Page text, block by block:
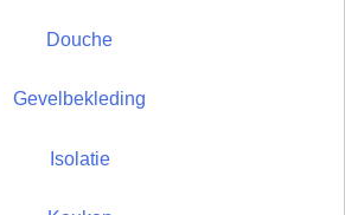
Douche
Gevelbekleding
Isolatie